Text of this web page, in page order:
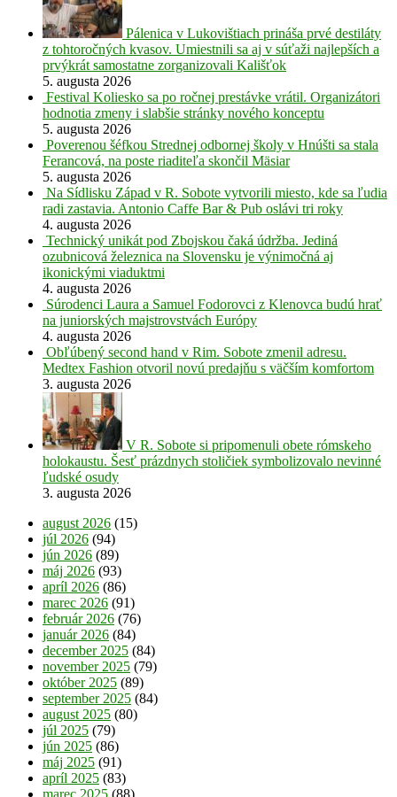
Pálenica v Lukovištiach prináša prvé destiláty
z tohtoročných kvasov. Umiestnili sa aj v súťaži najlepších a
prvýkrát samostatne zorganizovali Kališťok
5. augusta 2026
Festival Koliesko sa po ročnej prestávke vrátil. Organizátori
hodnotia zmeny i slabšie stránky nového konceptu
5. augusta 2026
Poverenou šéfkou Strednej odbornej školy v Hnúšti sa stala
Ferancová, na poste riaditeľa skončil Mäsiar
5. augusta 2026
Na Sídlisku Západ v R. Sobote vytvorili miesto, kde sa ľudia
radi zastavia. Antonio Caffe Bar & Pub oslávi tri roky
4. augusta 2026
Technický unikát pod Zbojskou čaká údržba. Jediná
ozubnicová železnica na Slovensku je výnimočná aj
ikonickými viaduktmi
4. augusta 2026
Súrodenci Laura a Samuel Fodorovci z Klenovca budú hrať
na juniorských majstrovstvách Európy
4. augusta 2026
Obľúbený second hand v Rim. Sobote zmenil adresu.
Medtex Fashion otvoril novú predajňu s väčším komfortom
3. augusta 2026
V R. Sobote si pripomenuli obete rómskeho
holokaustu. Šesť prázdnych stoličiek symbolizovalo nevinné
ľudské osudy
3. augusta 2026
august 2026 (15)
júl 2026 (94)
jún 2026 (89)
máj 2026 (93)
apríl 2026 (86)
marec 2026 (91)
február 2026 (76)
január 2026 (84)
december 2025 (84)
november 2025 (79)
október 2025 (89)
september 2025 (84)
august 2025 (80)
júl 2025 (79)
jún 2025 (86)
máj 2025 (91)
apríl 2025 (83)